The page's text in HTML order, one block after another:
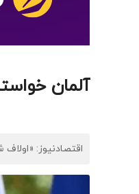
آلمان
اقتصادنیوز: